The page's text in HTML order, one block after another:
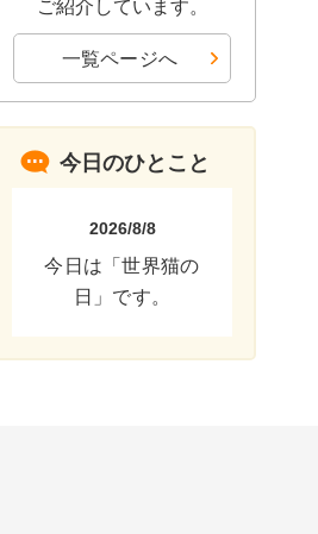
ご紹介しています。
一覧ページへ
今日のひとこと
2026/8/8
今日は「世界猫の
日」です。